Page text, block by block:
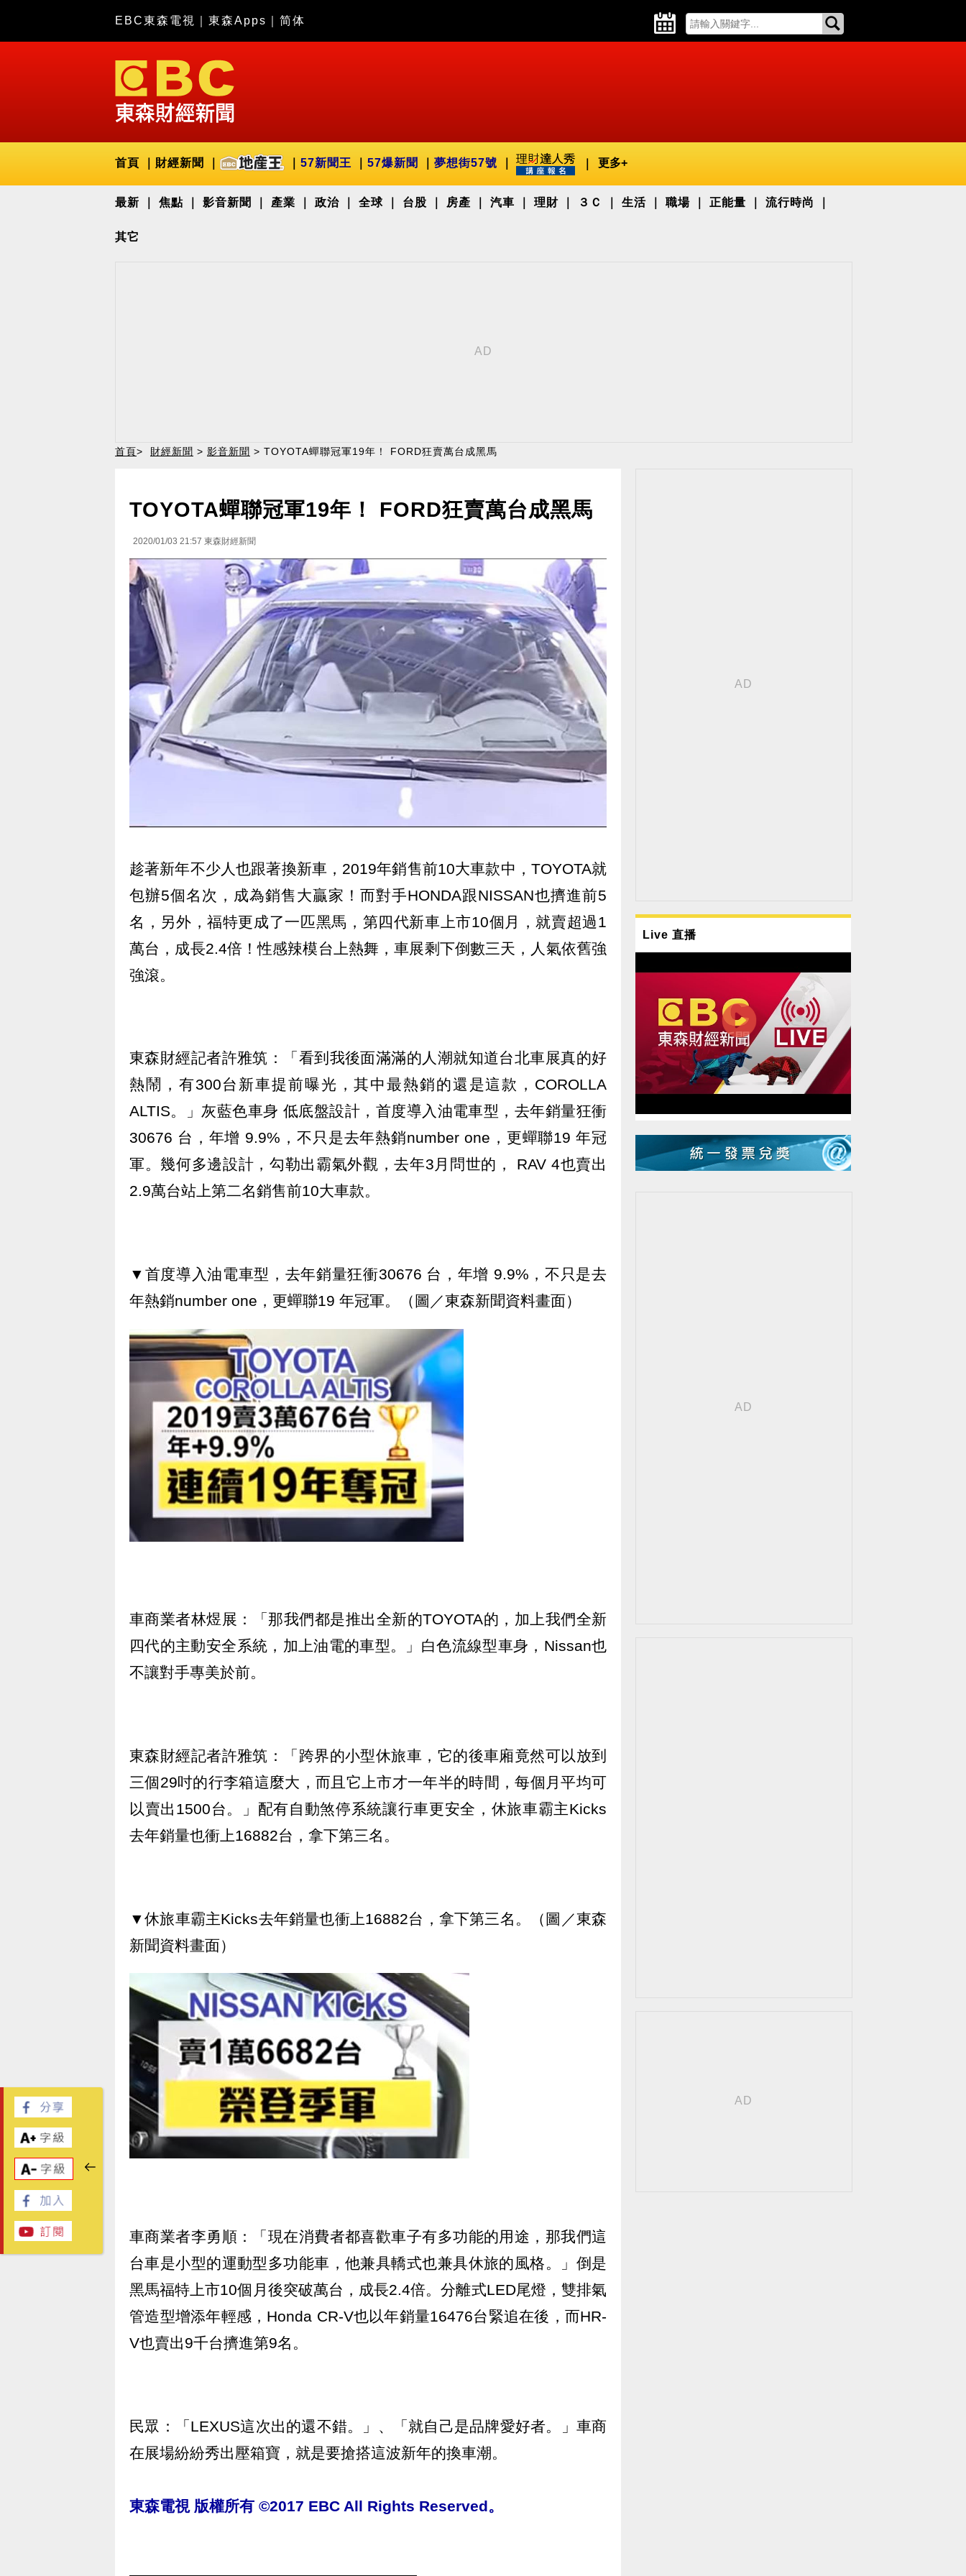
EBC東森電視 東森Apps 简体
首頁 財經新聞 57新聞王 57爆新聞 夢想街57號 更多+
最新 焦點 影音新聞 產業 政治 全球 台股 房產 汽車 理財 ３Ｃ 生活 職場 正能量 流行時尚
其它
首頁> 財經新聞 > 影音新聞 > TOYOTA蟬聯冠軍19年！ FORD狂賣萬台成黑馬
TOYOTA蟬聯冠軍19年！ FORD狂賣萬台成黑馬
2020/01/03 21:57 東森財經新聞
趁著新年不少人也跟著換新車，2019年銷售前10大車款中，TOYOTA就
包辦5個名次，成為銷售大贏家！而對手HONDA跟NISSAN也擠進前5
名，另外，福特更成了一匹黑馬，第四代新車上市10個月，就賣超過1
萬台，成長2.4倍！性感辣模台上熱舞，車展剩下倒數三天，人氣依舊強
強滾。
東森財經記者許雅筑：「看到我後面滿滿的人潮就知道台北車展真的好
熱鬧，有300台新車提前曝光，其中最熱銷的還是這款，COROLLA
ALTIS。」灰藍色車身 低底盤設計，首度導入油電車型，去年銷量狂衝
30676 台，年增 9.9%，不只是去年熱銷number one，更蟬聯19 年冠
軍。幾何多邊設計，勾勒出霸氣外觀，去年3月問世的， RAV 4也賣出
2.9萬台站上第二名銷售前10大車款。
▼首度導入油電車型，去年銷量狂衝30676 台，年增 9.9%，不只是去
年熱銷number one，更蟬聯19 年冠軍。（圖／東森新聞資料畫面）
車商業者林煜展：「那我們都是推出全新的TOYOTA的，加上我們全新
四代的主動安全系統，加上油電的車型。」白色流線型車身，Nissan也
不讓對手專美於前。
東森財經記者許雅筑：「跨界的小型休旅車，它的後車廂竟然可以放到
三個29吋的行李箱這麼大，而且它上市才一年半的時間，每個月平均可
以賣出1500台。」配有自動煞停系統讓行車更安全，休旅車霸主Kicks
去年銷量也衝上16882台，拿下第三名。
▼休旅車霸主Kicks去年銷量也衝上16882台，拿下第三名。（圖／東森
新聞資料畫面）
車商業者李勇順：「現在消費者都喜歡車子有多功能的用途，那我們這
台車是小型的運動型多功能車，他兼具轎式也兼具休旅的風格。」倒是
黑馬福特上市10個月後突破萬台，成長2.4倍。分離式LED尾燈，雙排氣
管造型增添年輕感，Honda CR-V也以年銷量16476台緊追在後，而HR-
V也賣出9千台擠進第9名。
民眾：「LEXUS這次出的還不錯。」、「就自己是品牌愛好者。」車商
在展場紛紛秀出壓箱寶，就是要搶搭這波新年的換車潮。
東森電視 版權所有 ©2017 EBC All Rights Reserved。
Live 直播